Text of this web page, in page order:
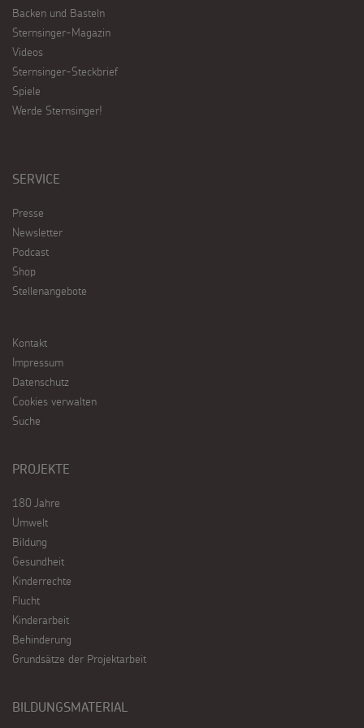
Backen und Basteln
Sternsinger-Magazin
Videos
Sternsinger-Steckbrief
Spiele
Werde Sternsinger!
SERVICE
Presse
Newsletter
Podcast
Shop
Stellenangebote
Kontakt
Impressum
Datenschutz
Cookies verwalten
Suche
PROJEKTE
180 Jahre
Umwelt
Bildung
Gesundheit
Kinderrechte
Flucht
Kinderarbeit
Behinderung
Grundsätze der Projektarbeit
BILDUNGSMATERIAL